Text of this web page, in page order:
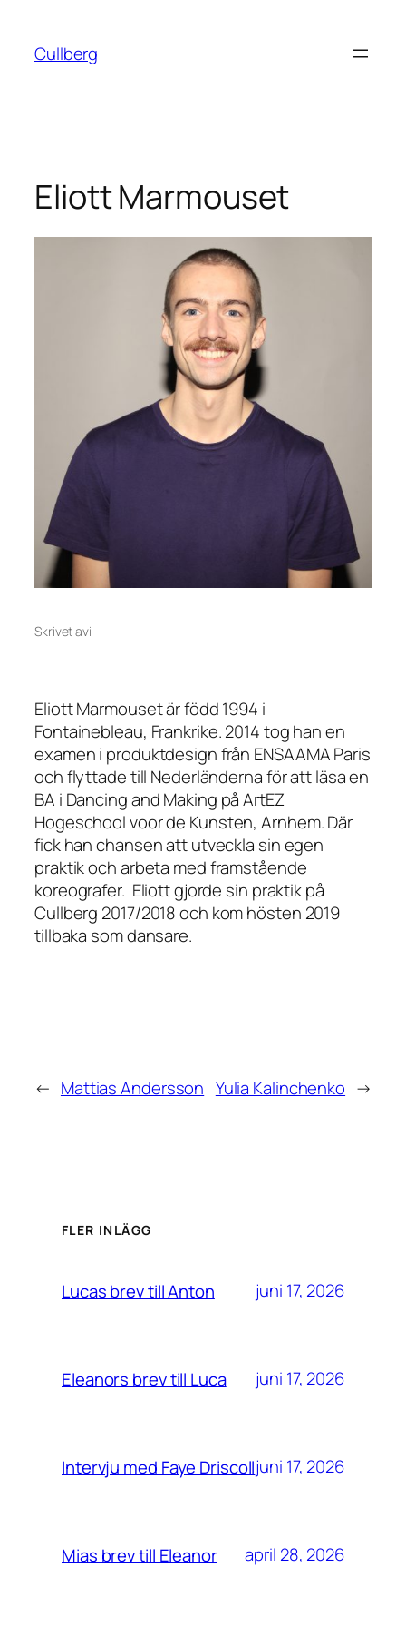
innehåll
Cullberg
Eliott Marmouset
Skrivet avi
Eliott Marmouset är född 1994 i
Fontainebleau, Frankrike. 2014 tog han en
examen i produktdesign från ENSAAMA Paris
och flyttade till Nederländerna för att läsa en
BA i Dancing and Making på ArtEZ
Hogeschool voor de Kunsten, Arnhem. Där
fick han chansen att utveckla sin egen
praktik och arbeta med framstående
koreografer. Eliott gjorde sin praktik på
Cullberg 2017/2018 och kom hösten 2019
tillbaka som dansare.
← Mattias Andersson Yulia Kalinchenko →
FLER INLÄGG
Lucas brev till Anton juni 17, 2026
Eleanors brev till Luca juni 17, 2026
Intervju med Faye Driscolljuni 17, 2026
Mias brev till Eleanor april 28, 2026